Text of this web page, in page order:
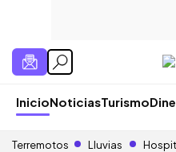
InicioNoticiasTurismo
Terremotos Lluvias